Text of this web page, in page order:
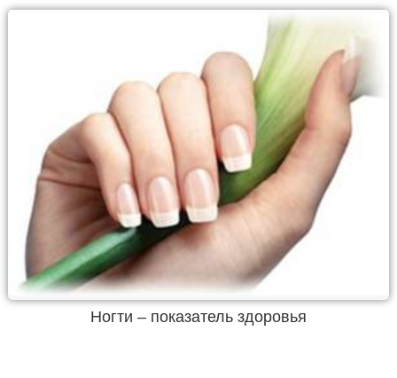
Ногти – показатель здоровья